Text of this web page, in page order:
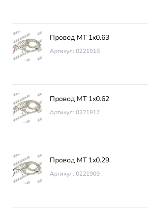
Провод МТ 1х0.63
Артикул: 0221918
Провод МТ 1х0.62
Артикул: 0221917
Провод МТ 1х0.29
Артикул: 0221909